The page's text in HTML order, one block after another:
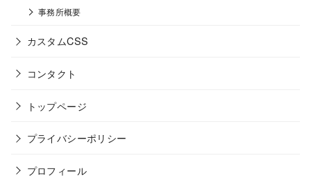
事務所概要
カスタムCSS
コンタクト
トップページ
プライバシーポリシー
プロフィール